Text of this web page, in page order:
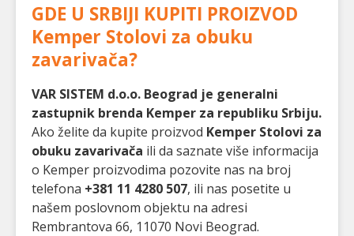
GDE U SRBIJI KUPITI PROIZVOD
Kemper Stolovi za obuku
zavarivača?
VAR SISTEM d.o.o. Beograd je generalni
zastupnik brenda Kemper za republiku Srbiju.
Ako želite da kupite proizvod Kemper Stolovi za
obuku zavarivača ili da saznate više informacija
o Kemper proizvodima pozovite nas na broj
telefona +381 11 4280 507, ili nas posetite u
našem poslovnom objektu na adresi
Rembrantova 66, 11070 Novi Beograd.